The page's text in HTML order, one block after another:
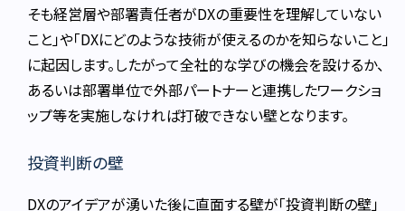
そも経営層や部署責任者がDXの重要性を理解していない
こと」や「DXにどのような技術が使えるのかを知らないこと」
に起因します。したがって全社的な学びの機会を設けるか、
あるいは部署単位で外部パートナーと連携したワークショ
ップ等を実施しなければ打破できない壁となります。
投資判断の壁
DXのアイデアが湧いた後に直面する壁が「投資判断の壁」